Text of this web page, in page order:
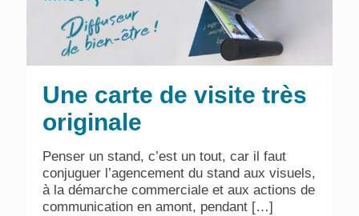
Une carte de visite très
originale
Penser un stand, c’est un tout, car il faut
conjuguer l’agencement du stand aux visuels,
à la démarche commerciale et aux actions de
communication en amont, pendant […]